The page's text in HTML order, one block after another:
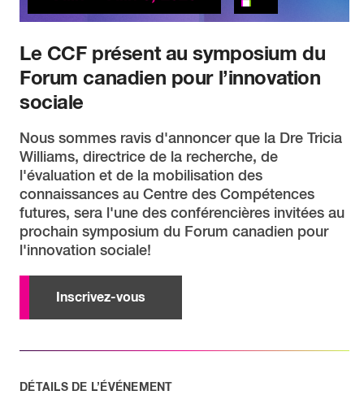
Le CCF présent au symposium du
Forum canadien pour l’innovation
sociale
Nous sommes ravis d'annoncer que la Dre Tricia
Williams, directrice de la recherche, de
l'évaluation et de la mobilisation des
connaissances au Centre des Compétences
futures, sera l'une des conférencières invitées au
prochain symposium du Forum canadien pour
l'innovation sociale!
Inscrivez-vous
DÉTAILS DE L’ÉVÉNEMENT